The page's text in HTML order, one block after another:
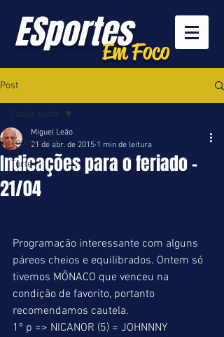
ESportesEm Foco
Post
Todos posts
Turfe
Todos posts
Indicações para o feriado -
21/04
Miguel Leão
21 de abr. de 2015 1 min de leitura
Programação interessante com alguns
páreos cheios e equilibrados. Ontem só
tivemos MÔNACO que venceu na
condição de favorito, portanto
recomendamos cautela.
1º p => NICANOR (5) = JOHNNNY